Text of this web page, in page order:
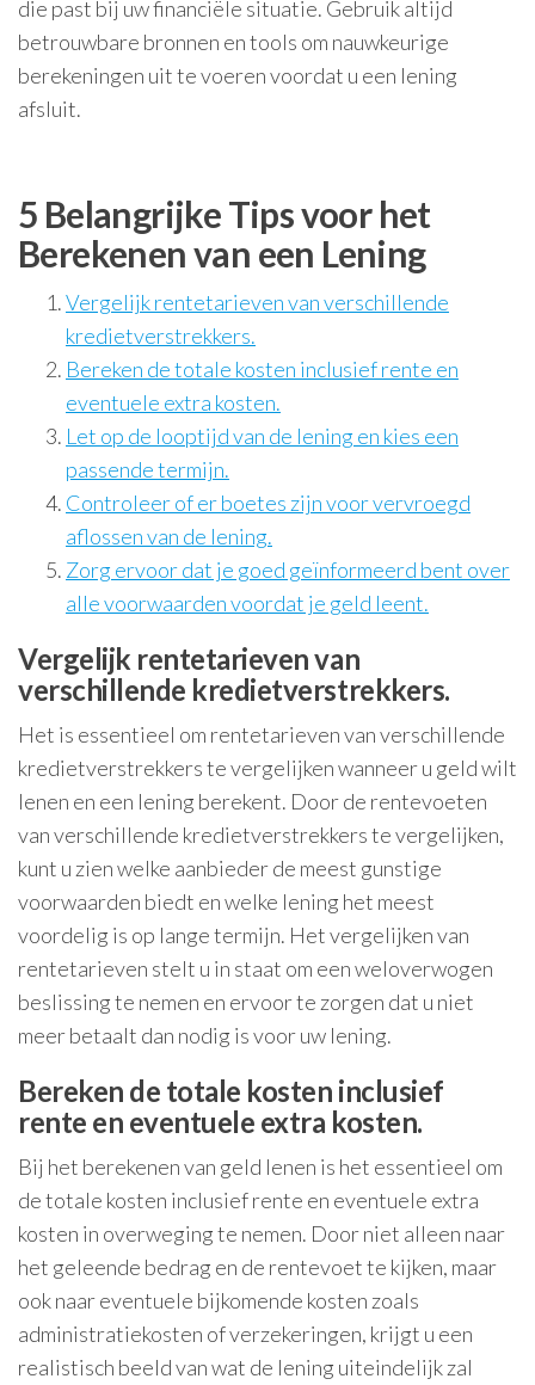
die past bij uw financiële situatie. Gebruik altijd
betrouwbare bronnen en tools om nauwkeurige
berekeningen uit te voeren voordat u een lening
afsluit.
5 Belangrijke Tips voor het
Berekenen van een Lening
Vergelijk rentetarieven van verschillende
kredietverstrekkers.
Bereken de totale kosten inclusief rente en
eventuele extra kosten.
Let op de looptijd van de lening en kies een
passende termijn.
Controleer of er boetes zijn voor vervroegd
aflossen van de lening.
Zorg ervoor dat je goed geïnformeerd bent over
alle voorwaarden voordat je geld leent.
Vergelijk rentetarieven van
verschillende kredietverstrekkers.
Het is essentieel om rentetarieven van verschillende
kredietverstrekkers te vergelijken wanneer u geld wilt
lenen en een lening berekent. Door de rentevoeten
van verschillende kredietverstrekkers te vergelijken,
kunt u zien welke aanbieder de meest gunstige
voorwaarden biedt en welke lening het meest
voordelig is op lange termijn. Het vergelijken van
rentetarieven stelt u in staat om een weloverwogen
beslissing te nemen en ervoor te zorgen dat u niet
meer betaalt dan nodig is voor uw lening.
Bereken de totale kosten inclusief
rente en eventuele extra kosten.
Bij het berekenen van geld lenen is het essentieel om
de totale kosten inclusief rente en eventuele extra
kosten in overweging te nemen. Door niet alleen naar
het geleende bedrag en de rentevoet te kijken, maar
ook naar eventuele bijkomende kosten zoals
administratiekosten of verzekeringen, krijgt u een
realistisch beeld van wat de lening uiteindelijk zal